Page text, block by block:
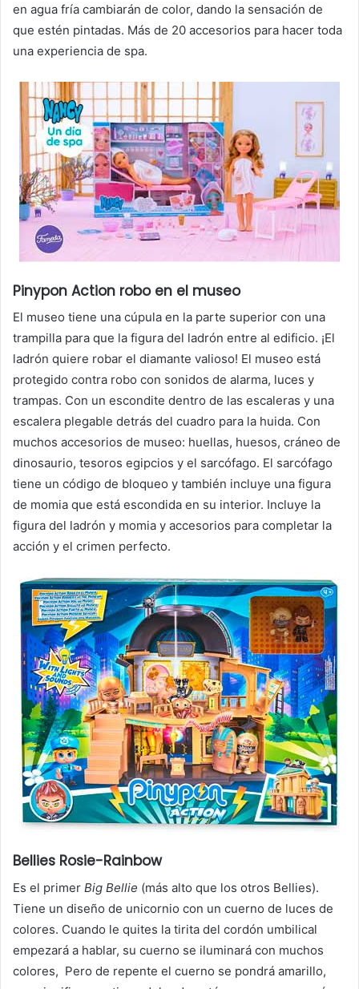
en agua fría cambiarán de color, dando la sensación de
que estén pintadas. Más de 20 accesorios para hacer toda
una experiencia de spa.
Pinypon Action robo en el museo
El museo tiene una cúpula en la parte superior con una
trampilla para que la figura del ladrón entre al edificio. ¡El
ladrón quiere robar el diamante valioso! El museo está
protegido contra robo con sonidos de alarma, luces y
trampas. Con un escondite dentro de las escaleras y una
escalera plegable detrás del cuadro para la huida. Con
muchos accesorios de museo: huellas, huesos, cráneo de
dinosaurio, tesoros egipcios y el sarcófago. El sarcófago
tiene un código de bloqueo y también incluye una figura
de momia que está escondida en su interior. Incluye la
figura del ladrón y momia y accesorios para completar la
acción y el crimen perfecto.
Bellies Rosie-Rainbow
Es el primer Big Bellie (más alto que los otros Bellies).
Tiene un diseño de unicornio con un cuerno de luces de
colores. Cuando le quites la tirita del cordón umbilical
empezará a hablar, su cuerno se iluminará con muchos
colores, Pero de repente el cuerno se pondrá amarillo,